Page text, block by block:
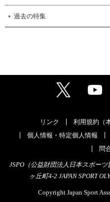
過去の特集
リンク
利用規約（
個人情報・特定個人情報
問
JSPO（公益財団法人日本スポー
ヶ丘町4-2 JAPAN SPORT
Copyright Japan Sport